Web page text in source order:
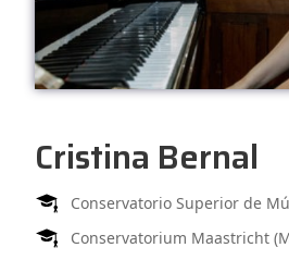
Cristina Bernal
Conservatorio Superior de
Conservatorium Maastricht